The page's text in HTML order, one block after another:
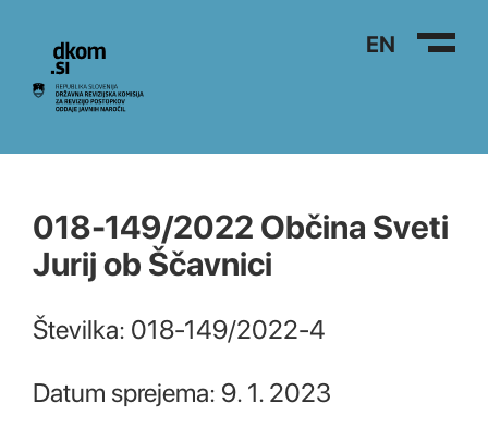
Na vsebino EN
018-149/2022 Občina Sveti
Jurij ob Ščavnici
Številka: 018-149/2022-4
Datum sprejema: 9. 1. 2023